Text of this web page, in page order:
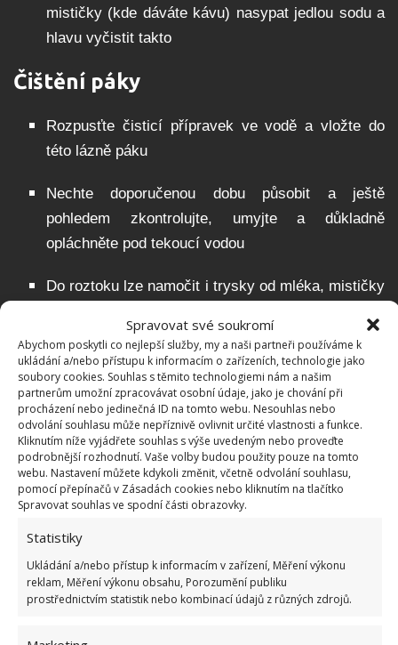
Spravovat své soukromí
Abychom poskytli co nejlepší služby, my a naši partneři používáme k
ukládání a/nebo přístupu k informacím o zařízeních, technologie jako
soubory cookies. Souhlas s těmito technologiemi nám a našim
partnerům umožní zpracovávat osobní údaje, jako je chování při
procházení nebo jedinečná ID na tomto webu. Nesouhlas nebo
odvolání souhlasu může nepříznivě ovlivnit určité vlastnosti a funkce.
Kliknutím níže vyjádřete souhlas s výše uvedeným nebo proveďte
podrobnější rozhodnutí. Vaše volby budou použity pouze na tomto
webu. Nastavení můžete kdykoli změnit, včetně odvolání souhlasu,
pomocí přepínačů v Zásadách cookies nebo kliknutím na tlačítko
Spravovat souhlas ve spodní části obrazovky.
Statistiky
Ukládání a/nebo přístup k informacím v zařízení, Měření výkonu
reklam, Měření výkonu obsahu, Porozumění publiku
prostřednictvím statistik nebo kombinací údajů z různých zdrojů.
mističky (kde dáváte kávu) nasypat jedlou sodu a
hlavu vyčistit takto
Čištění páky
Rozpusťte čisticí přípravek ve vodě a vložte do
této lázně páku
Nechte doporučenou dobu působit a ještě
pohledem zkontrolujte, umyjte a důkladně
opláchněte pod tekoucí vodou
Do roztoku lze namočit i trysky od mléka, mističky
Pokud nemáte čisticí přípravek, použijte ocet nebo
podle stavu páky a mističek roztok z octa a jedlé
sody
Vnitřní část kávovaru
Do vnitřní části kávovaru není možné zasahovat,
tudíž musíte namíchat koktejl vody a čisticího
prostředku a nechat tento koktejl projít kávovarem
Případně opět použít ocet – smíchejte 1:1 ocet s
vodou a nechte několikrát projít kávovarem, totéž